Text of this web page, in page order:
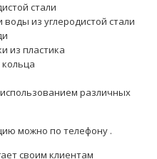
стали
из углеродистой стали
из пластика
различных
можно по телефону .
своим клиентам